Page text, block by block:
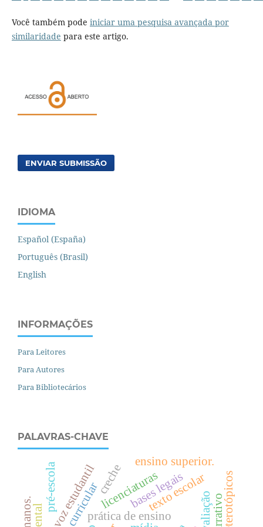
Você também pode iniciar uma pesquisa avançada por
similaridade para este artigo.
ENVIAR SUBMISSÃO
IDIOMA
Español (España)
Português (Brasil)
English
INFORMAÇÕES
Para Leitores
Para Autores
Para Bibliotecários
PALAVRAS-CHAVE
prática de ensino
texto escolar
licenciaturas
voz estudantil
pré-escola creche bases legais
ensino superior.